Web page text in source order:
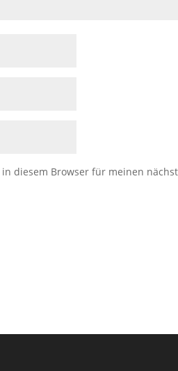
diesem Browser für meinen